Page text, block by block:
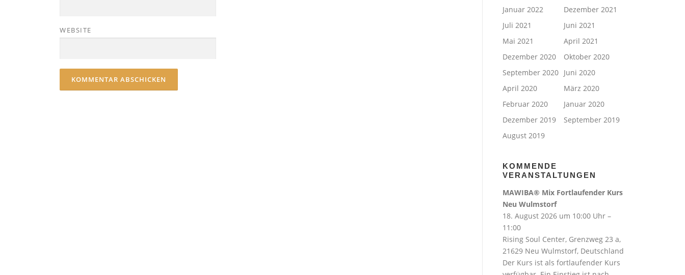
WEBSITE
Januar 2022
Dezember 2021
Juli 2021
Juni 2021
Mai 2021
April 2021
Dezember 2020
Oktober 2020
September 2020 Juni 2020
April 2020
März 2020
Februar 2020
Januar 2020
Dezember 2019
September 2019
August 2019
KOMMENDE
VERANSTALTUNGEN
MAWIBA® Mix Fortlaufender Kurs
Neu Wulmstorf
18. August 2026 um 10:00 Uhr –
11:00
Rising Soul Center, Grenzweg 23 a,
21629 Neu Wulmstorf, Deutschland
Der Kurs ist als fortlaufender Kurs